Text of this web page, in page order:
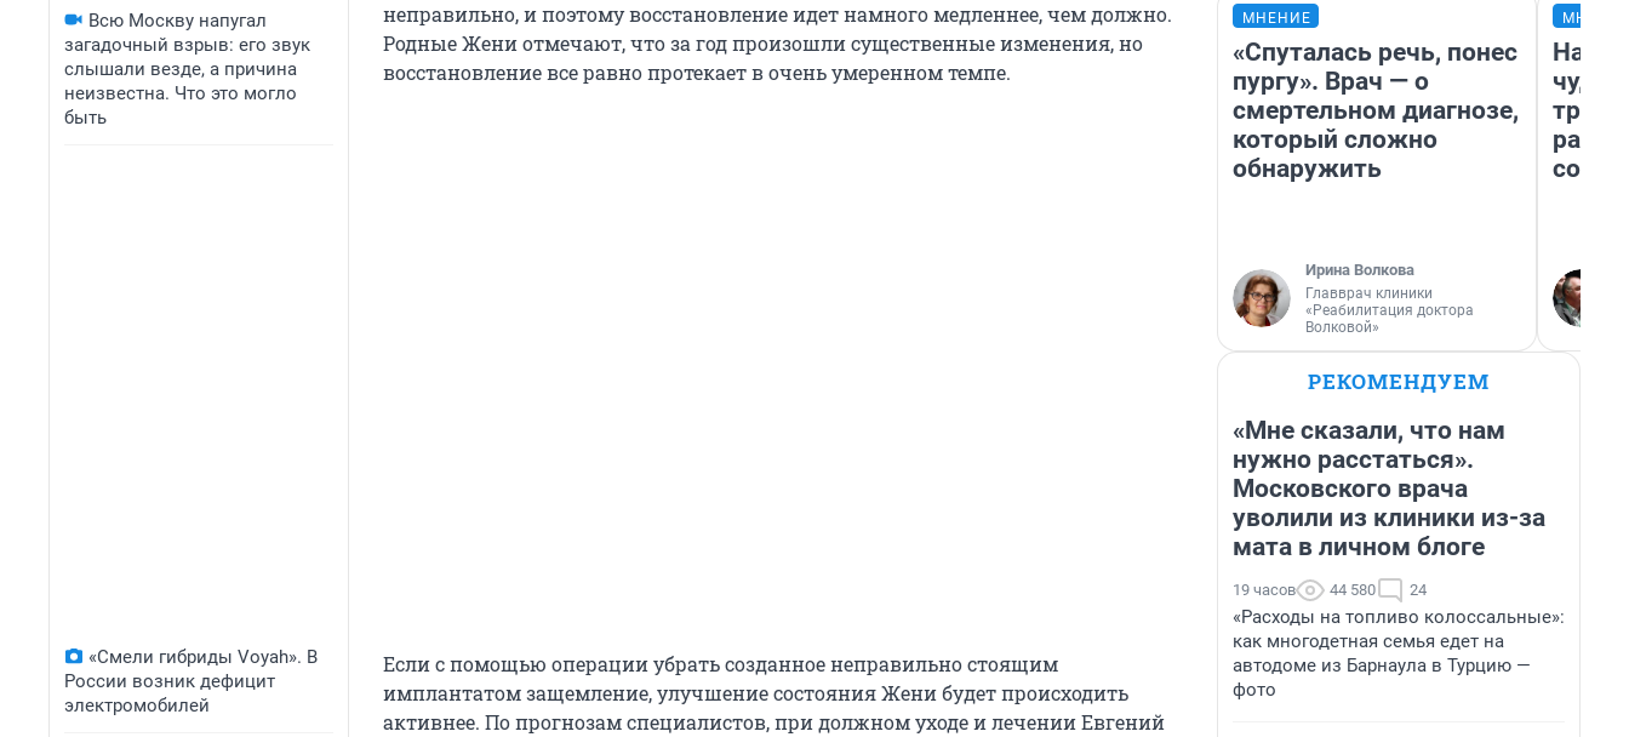
Всю Москву напугал
загадочный взрыв: его звук
слышали везде, а причина
неизвестна. Что это могло
быть
«Смели гибриды Voyah». В
России возник дефицит
электромобилей
неправильно, и поэтому восстановление идет намного медленнее, чем должно.
Родные Жени отмечают, что за год произошли существенные изменения, но
восстановление все равно протекает в очень умеренном темпе.
Если с помощью операции убрать созданное неправильно стоящим
имплантатом защемление, улучшение состояния Жени будет происходить
активнее. По прогнозам специалистов, при должном уходе и лечении Евгений
МНЕНИЕ
«Спуталась речь, понес
пургу». Врач — о
смертельном диагнозе,
который сложно
обнаружить
Ирина Волкова
Главврач клиники
«Реабилитация доктора
Волковой»
РЕКОМЕНДУЕМ
«Мне сказали, что нам
нужно расстаться».
Московского врача
уволили из клиники из-за
мата в личном блоге
19 часов 44 580 24
«Расходы на топливо колоссальные»:
как многодетная семья едет на
автодоме из Барнаула в Турцию —
фото